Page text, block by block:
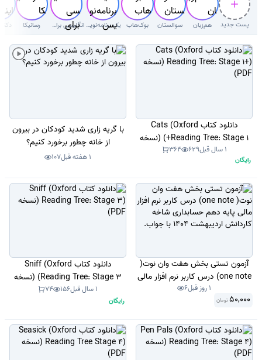
پست جدید هم‌زبان سوالستان بوک‌هاب یک برنامه‌نویس انگلیسی برای کودکان رسانیکا
دانلود کتاب Cats (Oxford
Reading Tree: Stage 1+) (نسخه
PDF)
1 سال قبل 629
364
رایگان
با گریه زاری شدید کودکان در بیرون
از خانه چطور برخورد کنیم؟
1 هفته قبل 107
آزمون تستی بخش هفت وان نوت(
one note) درس کاربر نرم افزار مالی
پایه دهم حسابداری شاخه کاردانش
اردیبهشت 1404 با جواب.
1 روز قبل 6
50,000تومان
دانلود کتاب Sniff (Oxford
Reading Tree: Stage 3) (نسخه
PDF)
1 سال قبل 156
74
رایگان